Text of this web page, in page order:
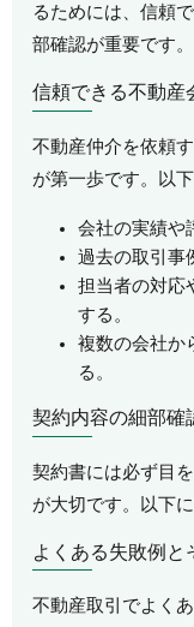
るためには、信頼
部確認が重要です。
信頼できる不動産
不動産仲介を依頼
が第一歩です。以
会社の実績や
過去の取引事
担当者の対応
する。
複数の会社か
る。
契約内容の細部確
契約書には必ず目
が大切です。以下
よくある失敗例と
不動産取引でよく